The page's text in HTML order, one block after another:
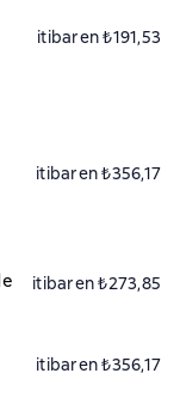
itibaren ₺191,53
itibaren ₺356,17
itibaren ₺273,85
itibaren ₺356,17